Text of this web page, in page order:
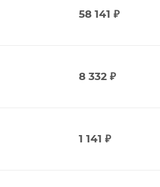
58 141 ₽
8 332 ₽
1 141 ₽